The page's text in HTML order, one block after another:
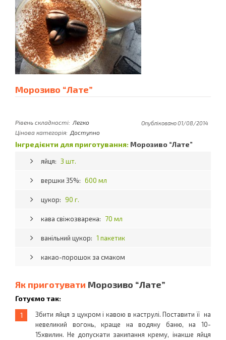
Морозиво “Лате”
Рівень складності: Легко
Цінова категорія: Доступно
Опубліковано 01/08/2014
Інгредієнти для приготування: Морозиво “Лате”
яйця: 3 шт.
вершки 35%: 600 мл
цукор: 90 г.
кава свіжозварена: 70 мл
ванільний цукор: 1 пакетик
какао-порошок за смаком
Як приготувати Морозиво “Лате”
Готуємо так:
Збити яйця з цукром і кавою в каструлі. Поставити її на
невеликий вогонь, краще на водяну баню, на 10-
15хвилин. Не допускати закипання крему, інакше яйця